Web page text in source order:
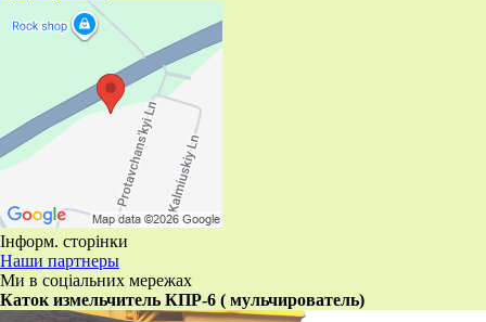
Інформ. сторінки
Наши партнеры
Ми в соціальних мережах
Каток измельчитель КПР-6 ( мульчирователь)